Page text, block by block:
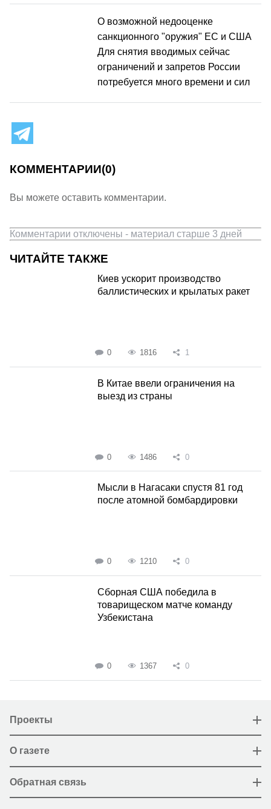
О возможной недооценке
санкционного "оружия" ЕС и США
Для снятия вводимых сейчас
ограничений и запретов России
потребуется много времени и сил
КОММЕНТАРИИ(0)
Вы можете оставить комментарии.
Комментарии отключены - материал старше 3 дней
ЧИТАЙТЕ ТАКЖЕ
Киев ускорит производство
баллистических и крылатых ракет
0 1816 1
В Китае ввели ограничения на
выезд из страны
0 1486 0
Мысли в Нагасаки спустя 81 год
после атомной бомбардировки
0 1210 0
Сборная США победила в
товарищеском матче команду
Узбекистана
0 1367 0
Проекты
О газете
Обратная связь